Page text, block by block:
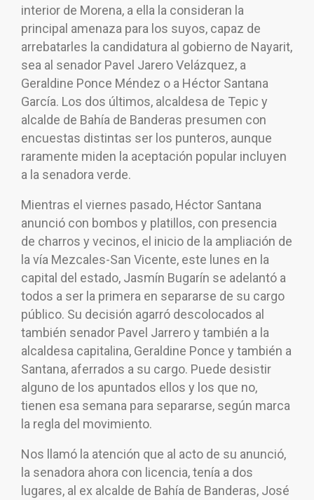
interior de Morena, a ella la consideran la
principal amenaza para los suyos, capaz de
arrebatarles la candidatura al gobierno de Nayarit,
sea al senador Pavel Jarero Velázquez, a
Geraldine Ponce Méndez o a Héctor Santana
García. Los dos últimos, alcaldesa de Tepic y
alcalde de Bahía de Banderas presumen con
encuestas distintas ser los punteros, aunque
raramente miden la aceptación popular incluyen
a la senadora verde.
Mientras el viernes pasado, Héctor Santana
anunció con bombos y platillos, con presencia
de charros y vecinos, el inicio de la ampliación de
la vía Mezcales-San Vicente, este lunes en la
capital del estado, Jasmín Bugarín se adelantó a
todos a ser la primera en separarse de su cargo
público. Su decisión agarró descolocados al
también senador Pavel Jarrero y también a la
alcaldesa capitalina, Geraldine Ponce y también a
Santana, aferrados a su cargo. Puede desistir
alguno de los apuntados ellos y los que no,
tienen esa semana para separarse, según marca
la regla del movimiento.
Nos llamó la atención que al acto de su anunció,
la senadora ahora con licencia, tenía a dos
lugares, al ex alcalde de Bahía de Banderas, José